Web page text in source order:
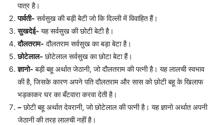
पात्र है।
पार्वती- सर्वसुख की बड़ी बेटी जो कि दिल्ली में विवाहित हैं।
सुखदेई- यह सर्वसुख की छोटी बेटी है।
दौलतराम- दौलतराम सर्वसुख का बड़ा बेटा है।
छोटेलाल- छोटेलाल सर्वसुख का छोटा बेटा हैं।
ज्ञानो- बड़ी बहू अर्थात जेठानी, जो दौलतराम की पत्नी है। यह लालची स्वभाव
की है, जिसके कारण अपने पति दौलतराम और सास को छोटी बहू के खिलाफ
भड़काकर घर का बँटवारा करवा देती है।
–छोटी बहू अर्थात देवरानी, जो छोटेलाल की पत्नी है। यह ज्ञानो अर्थात अपनी
जेठानी की तरह लालची नहीं है।